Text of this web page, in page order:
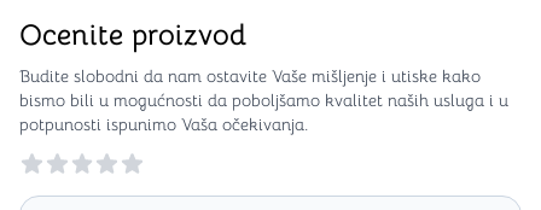
Ocenite proizvod
Budite slobodni da nam ostavite Vaše mišljenje i utiske kako
bismo bili u mogućnosti da poboljšamo kvalitet naših usluga i u
potpunosti ispunimo Vaša očekivanja.
Reviews